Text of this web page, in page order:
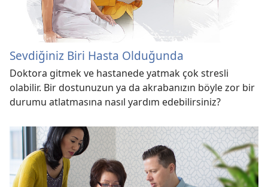
Sevdiğiniz Biri Hasta Olduğunda
Doktora gitmek ve hastanede yatmak çok stresli
olabilir. Bir dostunuzun ya da akrabanızın böyle zor bir
durumu atlatmasına nasıl yardım edebilirsiniz?